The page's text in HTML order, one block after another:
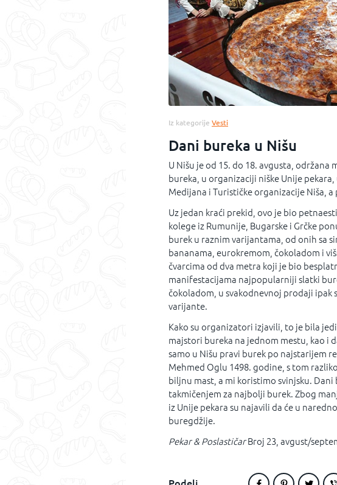
Iz kategorije Vesti
Dani bureka u Nišu
U Nišu je od 15. do 18. avgusta,
bureka, u organizaciji niške Unije
Medijana i Turističke organizacije Niša,
Uz jedan kraći prekid, ovo je bio
kolege iz Rumunije, Bugarske i Grčke
burek u raznim varijantama, od onih sa
bananama, eurokremom, čokoladom i
čvarcima od dva metra koji je bio
manifestacijama najpopularniji slatki
čokoladom, u svakodnevnoj prodaji ipak
varijante.
Kako su organizatori izjavili, to je bila
majstori bureka na jednom mestu, kao i
samo u Nišu pravi burek po najstarijem
Mehmed Oglu 1498. godine, s tom
biljnu mast, a mi koristimo svinjsku.
takmičenjem za najbolji burek. Zbog
iz Unije pekara su najavili da će u
buregdžije.
Pekar & PoslastičarBroj 23, avgust/